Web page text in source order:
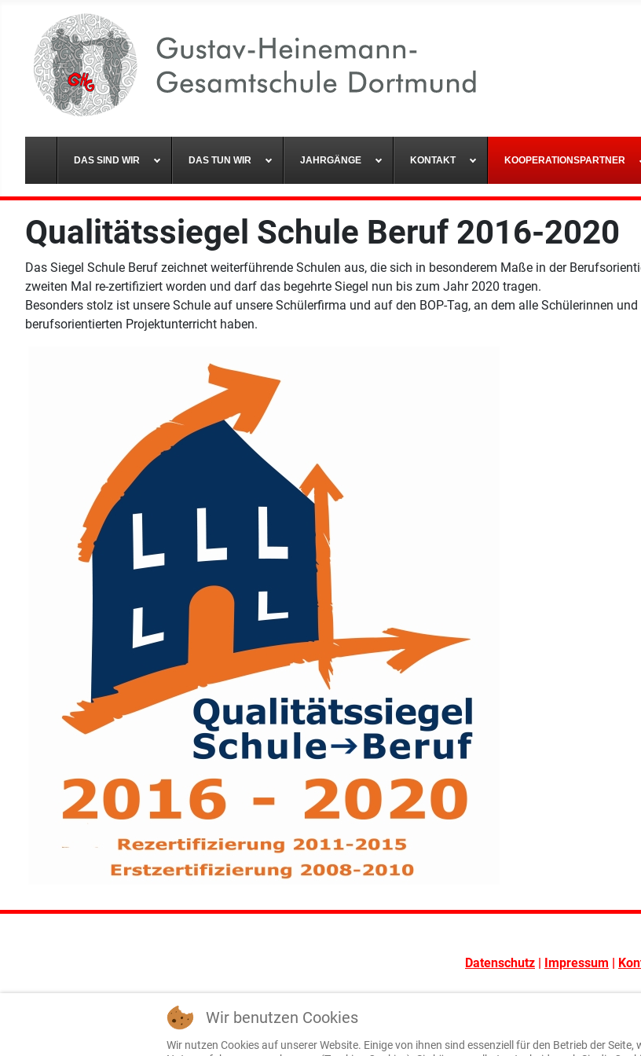
DAS SIND WIR DAS TUN WIR JAHRGÄNGE KONTAKT KOOPERATIONSPARTNER
Qualitätssiegel Schule Beruf 2016-2020
Das Siegel Schule Beruf zeichnet weiterführende Schulen aus, die sich in besonderem Maße in der
zweiten Mal re-zertifiziert worden und darf das begehrte Siegel nun bis zum Jahr 2020 tragen.
Besonders stolz ist unsere Schule auf unsere Schülerfirma und auf den BOP-Tag, an dem alle Schülerinnen
berufsorientierten Projektunterricht haben.
Datenschutz | Impressum |
Wir benutzen Cookies
Wir nutzen Cookies auf unserer Website. Einige von ihnen sind essenziell für den Betrieb der